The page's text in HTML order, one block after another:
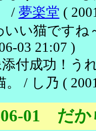
/ 夢楽堂 (
いい猫ですね
03 21:07 )
付成功！う
。 / し乃 (
06-01 だか